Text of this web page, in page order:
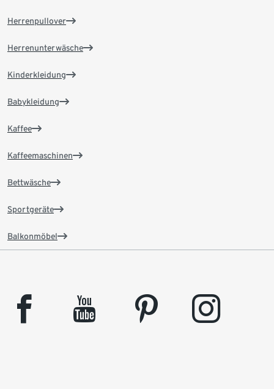
Herrenpullover
Herrenunterwäsche
Kinderkleidung
Babykleidung
Kaffee
Kaffeemaschinen
Bettwäsche
Sportgeräte
Balkonmöbel
facebook youtube pinterest instagram